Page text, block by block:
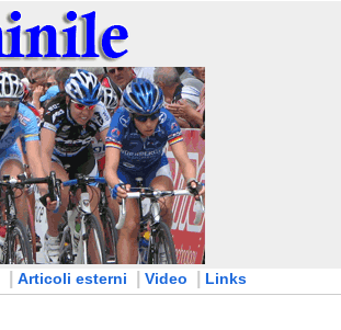
Articoli esterni Video
Links